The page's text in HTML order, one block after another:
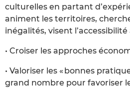
culturelles en partant
animent les territoires,
inégalités, visent l’accessibilité
• Croiser les approches
• Valoriser les « bonnes
grand nombre pour favoriser